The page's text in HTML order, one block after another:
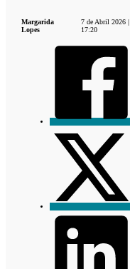
Margarida
Lopes
7 de Abril 2026 |
17:20